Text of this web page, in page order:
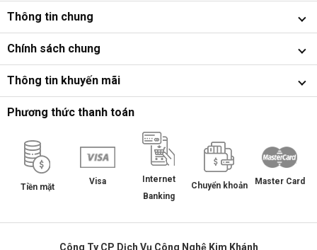
Thông tin chung
Chính sách chung
Thông tin khuyến mãi
Phương thức thanh toán
Tiền mặt
Visa
Internet
Banking
Chuyển khoản Master Card
Công Ty CP Dịch Vụ Công Nghệ Kim Khánh